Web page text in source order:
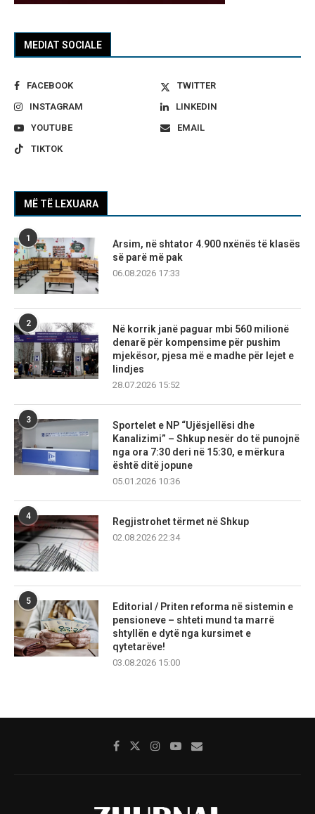
MEDIAT SOCIALE
FACEBOOK
TWITTER
INSTAGRAM
LINKEDIN
YOUTUBE
EMAIL
TIKTOK
MË TË LEXUARA
1
Arsim, në shtator 4.900 nxënës të klasës
së parë më pak
06.08.2026 17:33
2
Në korrik janë paguar mbi 560 milionë
denarë për kompensime për pushim
mjekësor, pjesa më e madhe për lejet e
lindjes
28.07.2026 15:52
3
Sportelet e NP “Ujësjellësi dhe
Kanalizimi” – Shkup nesër do të punojnë
nga ora 7:30 deri në 15:30, e mërkura
është ditë jopune
05.01.2026 10:36
4
Regjistrohet tërmet në Shkup
02.08.2026 22:34
5
Editorial / Priten reforma në sistemin e
pensioneve – shteti mund ta marrë
shtyllën e dytë nga kursimet e
qytetarëve!
03.08.2026 15:00